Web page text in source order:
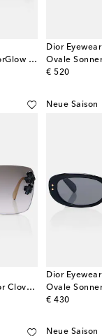
Eckige Sonnenbrille DiorGlow O S3I
Dior Eyewear
€ 520
original price
Eckige Sonnenbrille Dior Clover S2U
Neue Saison
Dior Eyewear
€ 430
original price
Neue Saison